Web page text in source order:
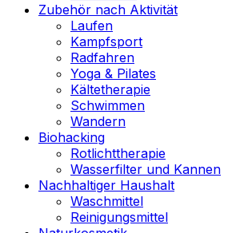
Zubehör nach Aktivität
Laufen
Kampfsport
Radfahren
Yoga & Pilates
Kältetherapie
Schwimmen
Wandern
Biohacking
Rotlichttherapie
Wasserfilter und Kannen
Nachhaltiger Haushalt
Waschmittel
Reinigungsmittel